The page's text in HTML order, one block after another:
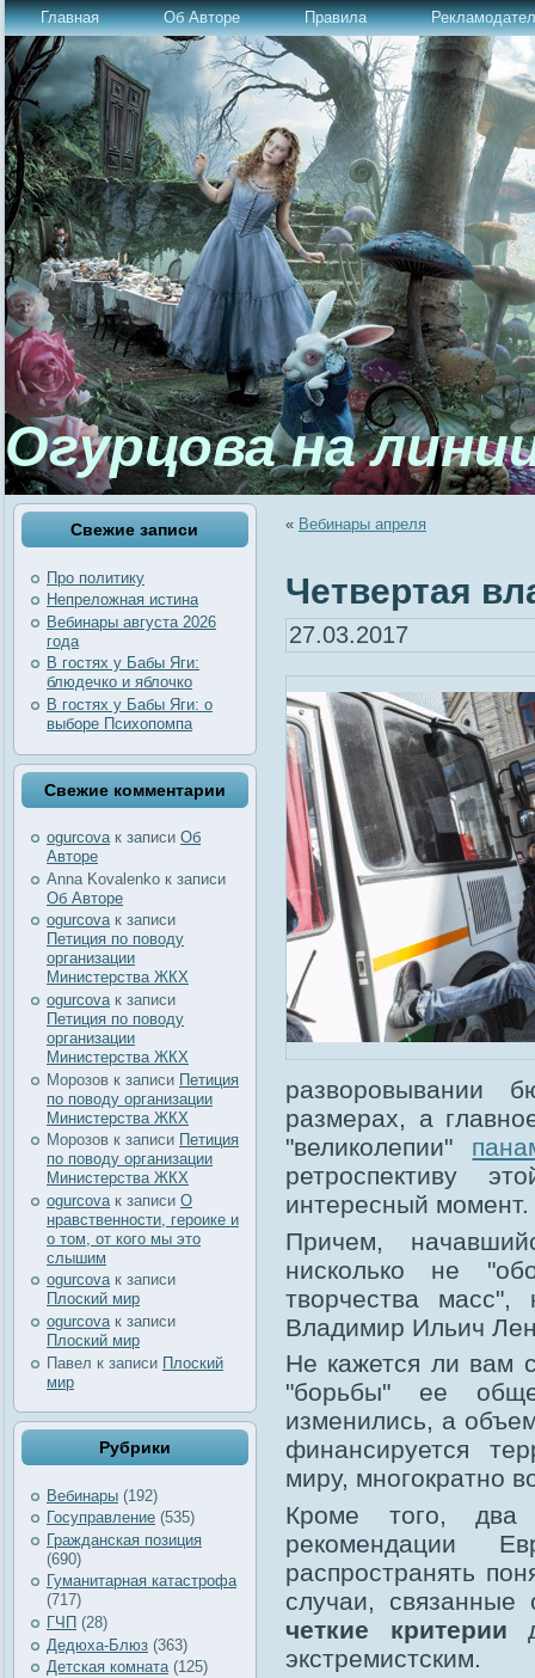
Главная Об Авторе Правила
Огурцова на
Свежие записи
Про политику
Непреложная истина
Вебинары августа 2026
года
В гостях у Бабы Яги:
блюдечко и яблочко
В гостях у Бабы Яги: о
выборе Психопомпа
Свежие комментарии
ogurcovaк записи Об
Авторе
Anna Kovalenko к записи
Об Авторе
ogurcovaк записи
Петиция по поводу
организации
Министерства ЖКХ
ogurcova к записи
Петиция по поводу
организации
Министерства ЖКХ
Морозов к записи Петиция
по поводу организации
Министерства ЖКХ
Морозов к записи Петиция
по поводу организации
Министерства ЖКХ
ogurcova к записи О
нравственности, героике и
о том, от кого мы это
слышим
ogurcovaк записи
Плоский мир
ogurcova к записи
Плоский мир
Павел к записи Плоский
мир
Рубрики
Вебинары (192)
Госуправление (535)
Гражданская позиция
(690)
Гуманитарная катастрофа
(717)
ГЧП (28)
Дедюха-Блюз (363)
Детская комната(125)
« Вебинары апреля
Четвертая
27.03.2017
разворовывании
размерах, а
"великолепии"
ретроспективу
интересный момент.
Причем,
нисколько не
творчества
Владимир Ильич
Не кажется ли вам
"борьбы" ее
изменились, а
финансируется
миру, многократно
Кроме того, два
рекомендации
распространять
случаи,
четкие критерии
экстремистским.